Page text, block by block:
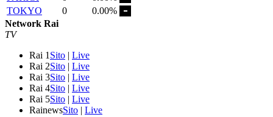
TOKYO
0
0.00%
Network Rai
TV
Rai 1 Sito | Live
Rai 2Sito | Live
Rai 3Sito | Live
Rai 4Sito | Live
Rai 5Sito | Live
RainewsSito | Live